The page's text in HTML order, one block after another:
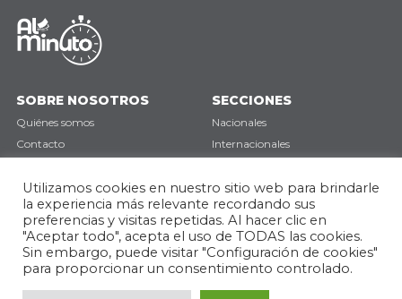
SOBRE NOSOTROS
Quiénes somos
Contacto
SECCIONES
Nacionales
Internacionales
Opinión
SÍGUENOS
Utilizamos cookies en nuestro sitio web para brindarle
la experiencia más relevante recordando sus
preferencias y visitas repetidas. Al hacer clic en
"Aceptar todo", acepta el uso de TODAS las cookies.
Sin embargo, puede visitar "Configuración de cookies"
para proporcionar un consentimiento controlado.